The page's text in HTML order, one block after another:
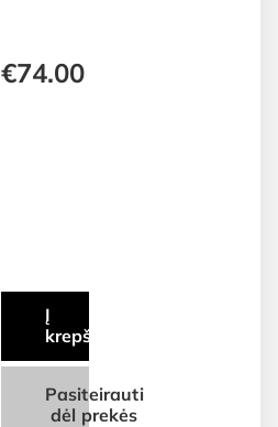
€74.00
Į
krepšelį
Pasiteirauti
dėl prekės